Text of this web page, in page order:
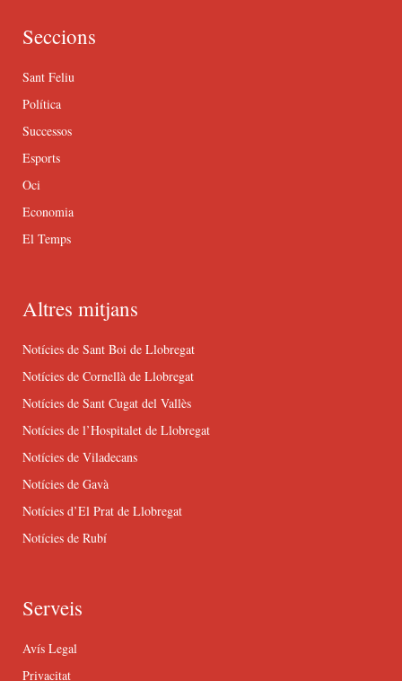
Seccions
Sant Feliu
Política
Successos
Esports
Oci
Economia
El Temps
Altres mitjans
Notícies de Sant Boi de Llobregat
Notícies de Cornellà de Llobregat
Notícies de Sant Cugat del Vallès
Notícies de l’Hospitalet de Llobregat
Notícies de Viladecans
Notícies de Gavà
Notícies d’El Prat de Llobregat
Notícies de Rubí
Serveis
Avís Legal
Privacitat